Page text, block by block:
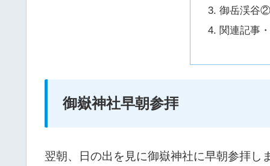
御岳渓谷②
関連記事
御嶽神社早朝参拝
翌朝、日の出を見に御嶽神社に早朝参拝し